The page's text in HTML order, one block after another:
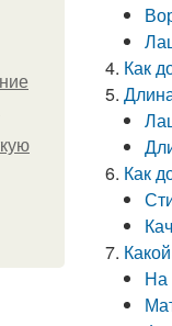
Как
Как
На